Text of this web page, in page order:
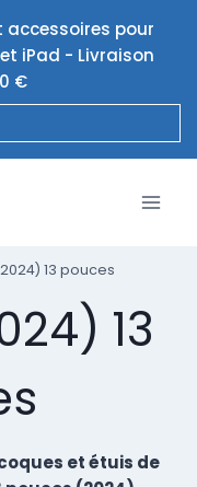
accessoires pour
iPad - Livraison
€
13 pouces
13
et étuis de